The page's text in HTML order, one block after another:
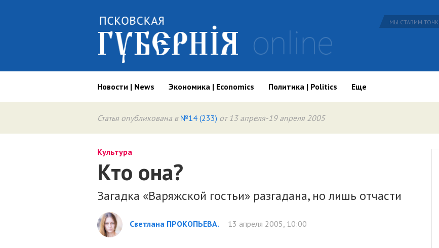
МЫ СТАВИМ
Новости | News Экономика | Economics Политика | Politics Еще
Статья опубликована в №14 (233) от 13 апреля-19 апреля 2005
Культура
Кто она?
Загадка «Варяжской гостьи» разгадана, но лишь отчасти
Светлана ПРОКОПЬЕВА. 13 апреля 2005, 10:00